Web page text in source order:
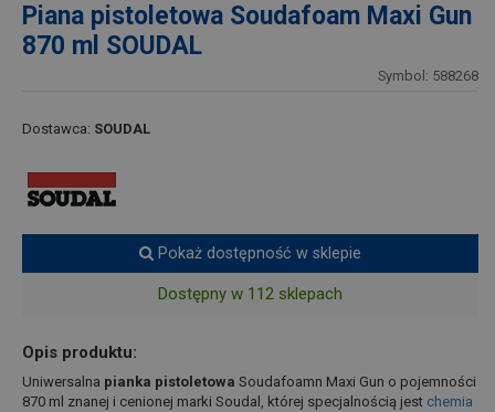
Piana pistoletowa Soudafoam Maxi Gun
870 ml SOUDAL
Symbol: 588268
Dostawca: SOUDAL
Pokaż dostępność w sklepie
Dostępny w 112 sklepach
Opis produktu:
Uniwersalna pianka pistoletowa Soudafoamn Maxi Gun o pojemności
870 ml znanej i cenionej marki Soudal, której specjalnością jest chemia